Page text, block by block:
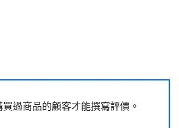
過商品的顧客才能撰寫評價。